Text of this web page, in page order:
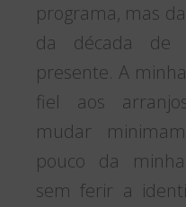
programa, mas
da década de
presente. A
fiel aos
mudar
pouco da
sem ferir a